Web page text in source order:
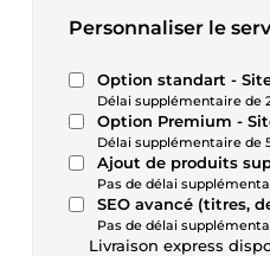
Personnaliser le
Option standart -
Délai supplémentaire de
Option Premium -
Délai supplémentaire de
Ajout de produits
Pas de délai
SEO avancé (titres,
Pas de délai
Livraison express